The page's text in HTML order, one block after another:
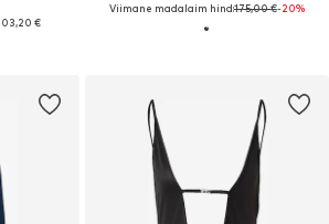
€
Viimane madalaim hind:175,00 €-20%